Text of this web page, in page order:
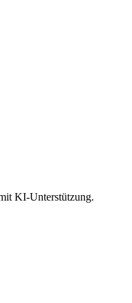
KI-Unterstützung.